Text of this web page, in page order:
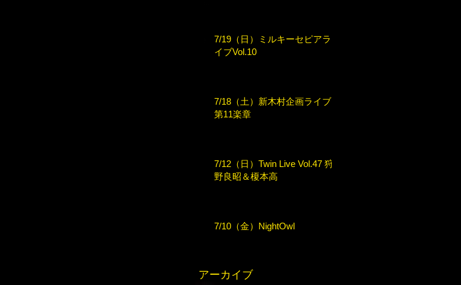
7/19（日）ミルキーセピアラ
イブVol.10
7/18（土）新木村企画ライブ
第11楽章
7/12（日）Twin Live Vol.47 狩
野良昭＆榎本高
7/10（金）NightOwl
アーカイブ